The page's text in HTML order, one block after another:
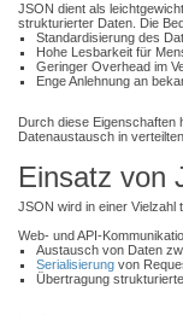
JSON dient als
strukturierter Daten. Die
Standardisierung des
Hohe Lesbarkeit für
Geringer Overhead im
Enge Anlehnung an
Durch diese Eigenschaften
Datenaustausch in
Einsatz von
JSON wird in einer Vielzahl
Web- und API-
Austausch von Daten
Serialisierung von
Übertragung